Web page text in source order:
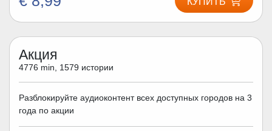
Акция
4776 min, 1579 истории
Разблокируйте аудиоконтент всех доступных городов на 3
года по акции